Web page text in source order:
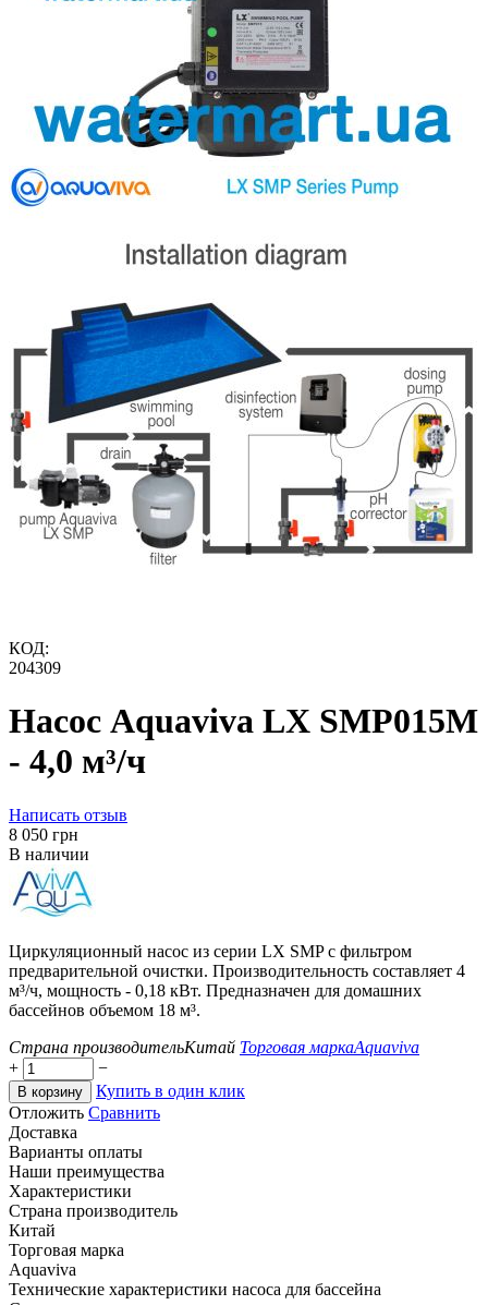
КОД:
204309
Насос Aquaviva LX SMP015M
- 4,0 м³/ч
Написать отзыв
‍8 050‍ грн
В наличии
Циркуляционный насос из серии LX SMP с фильтром
предварительной очистки. Производительность составляет 4
м³/ч, мощность - 0,18 кВт. Предназначен для домашних
бассейнов объемом 18 м³.
Страна производительКитай Торговая маркаAquaviva
+
−
В корзину
Купить в один клик
Отложить Сравнить
Доставка
Варианты оплаты
Наши преимущества
Характеристики
Страна производитель
Китай
Торговая марка
Aquaviva
Технические характеристики насоса для бассейна